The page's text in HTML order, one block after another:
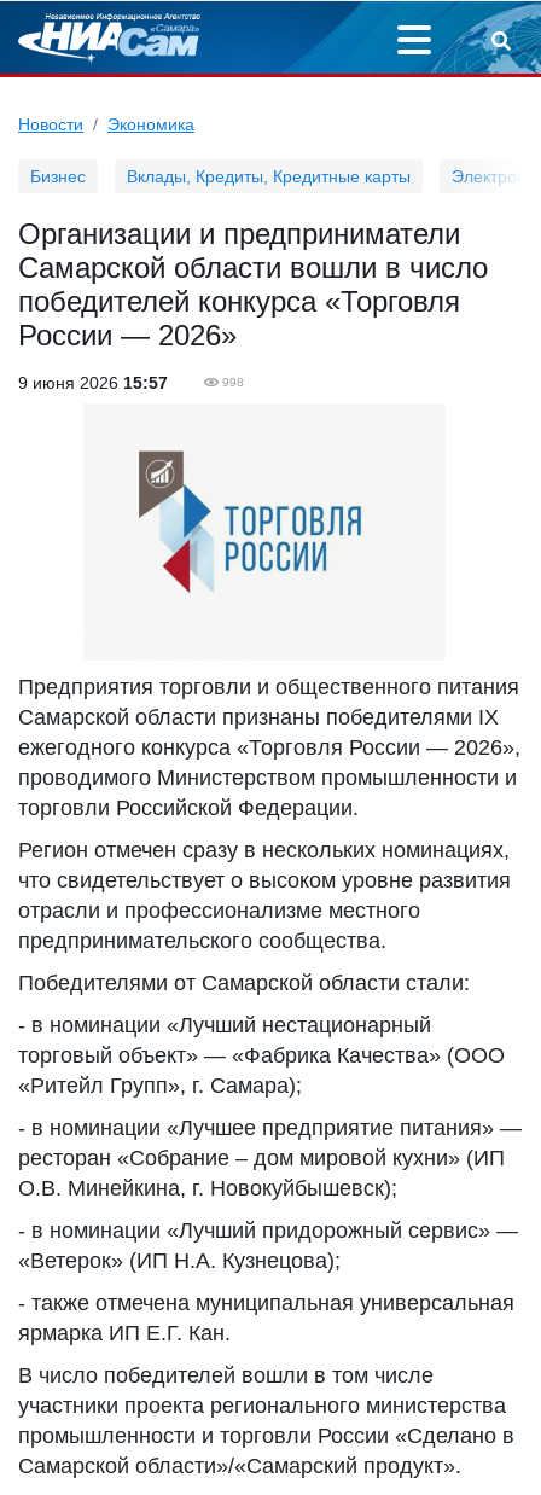
Новости Экономика
Бизнес Вклады, Кредиты, Кредитные карты
Организации и предприниматели
Самарской области вошли в число
победителей конкурса «Торговля
России — 2026»
9 июня 2026 15:57 998
Предприятия торговли и общественного питания
Самарской области признаны победителями IX
ежегодного конкурса «Торговля России — 2026»,
проводимого Министерством промышленности и
торговли Российской Федерации.
Регион отмечен сразу в нескольких номинациях,
что свидетельствует о высоком уровне развития
отрасли и профессионализме местного
предпринимательского сообщества.
Победителями от Самарской области стали:
- в номинации «Лучший нестационарный
торговый объект» — «Фабрика Качества» (ООО
«Ритейл Групп», г. Самара);
- в номинации «Лучшее предприятие питания» —
ресторан «Собрание – дом мировой кухни» (ИП
О.В. Минейкина, г. Новокуйбышевск);
- в номинации «Лучший придорожный сервис» —
«Ветерок» (ИП Н.А. Кузнецова);
- также отмечена муниципальная универсальная
ярмарка ИП Е.Г. Кан.
В число победителей вошли в том числе
участники проекта регионального министерства
промышленности и торговли России «Сделано в
Самарской области»/«Самарский продукт».